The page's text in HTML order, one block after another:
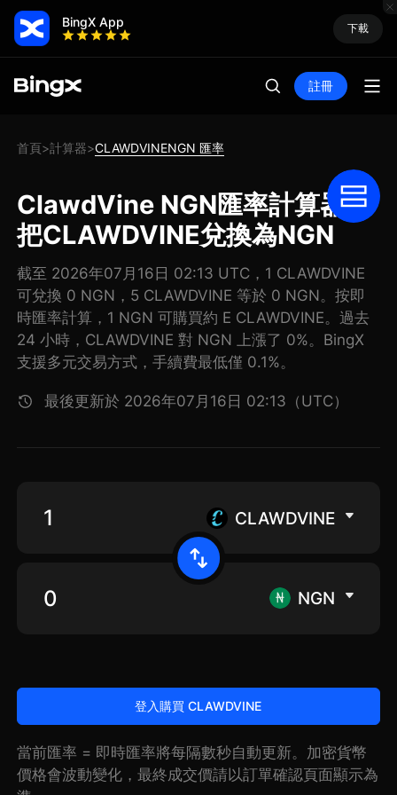
BingX App 下載
註冊
首頁>計算器>CLAWDVINENGN 匯率
ClawdVine NGN匯率計算器:
把CLAWDVINE兌換為NGN
截至 2026年07月16日 02:13 UTC，1 CLAWDVINE
可兌換 0 NGN，5 CLAWDVINE 等於 0 NGN。按即
時匯率計算，1 NGN 可購買約 E CLAWDVINE。過去
24 小時，CLAWDVINE 對 NGN 上漲了 0%。BingX
支援多元交易方式，手續費最低僅 0.1%。
最後更新於 2026年07月16日 02:13（UTC）
CLAWDVINE
NGN
登入購買 CLAWDVINE
當前匯率 = 即時匯率將每隔數秒自動更新。加密貨幣
價格會波動變化，最終成交價請以訂單確認頁面顯示為